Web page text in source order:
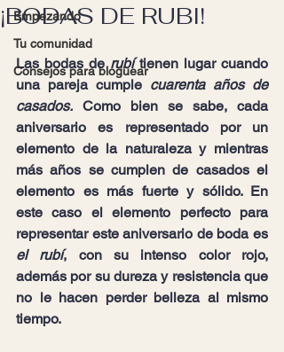
Empezando
Tu comunidad
Consejos para bloguear
¡BODAS DE RUBI!
Las bodas de rubí tienen lugar cuando
una pareja cumple cuarenta años de
casados. Como bien se sabe, cada
aniversario es representado por un
elemento de la naturaleza y mientras
más años se cumplen de casados el
elemento es más fuerte y sólido. En
este caso el elemento perfecto para
el rubí, con su intenso color rojo,
además por su dureza y resistencia que
no le hacen perder belleza al mismo
tiempo.